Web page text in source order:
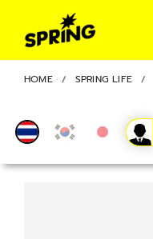
HOME SPRING LIFE